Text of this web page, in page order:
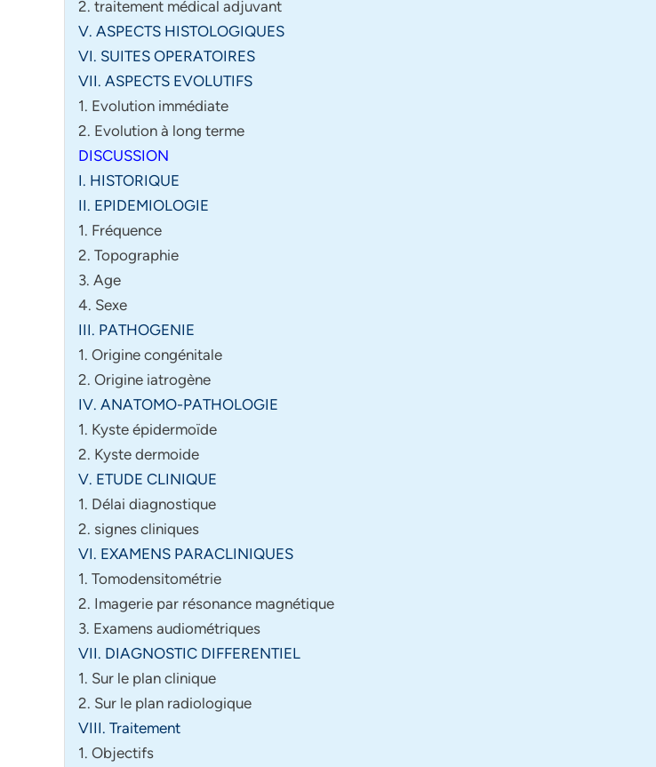
2. traitement médical adjuvant
V. ASPECTS HISTOLOGIQUES
VI. SUITES OPERATOIRES
VII. ASPECTS EVOLUTIFS
1. Evolution immédiate
2. Evolution à long terme
DISCUSSION
I. HISTORIQUE
II. EPIDEMIOLOGIE
1. Fréquence
2. Topographie
3. Age
4. Sexe
III. PATHOGENIE
1. Origine congénitale
2. Origine iatrogène
IV. ANATOMO-PATHOLOGIE
1. Kyste épidermoïde
2. Kyste dermoide
V. ETUDE CLINIQUE
1. Délai diagnostique
2. signes cliniques
VI. EXAMENS PARACLINIQUES
1. Tomodensitométrie
2. Imagerie par résonance magnétique
3. Examens audiométriques
VII. DIAGNOSTIC DIFFERENTIEL
1. Sur le plan clinique
2. Sur le plan radiologique
VIII. Traitement
1. Objectifs